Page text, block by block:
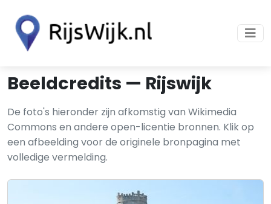
Beeldcredits — Rijswijk
De foto's hieronder zijn afkomstig van Wikimedia
Commons en andere open-licentie bronnen. Klik op
een afbeelding voor de originele bronpagina met
volledige vermelding.